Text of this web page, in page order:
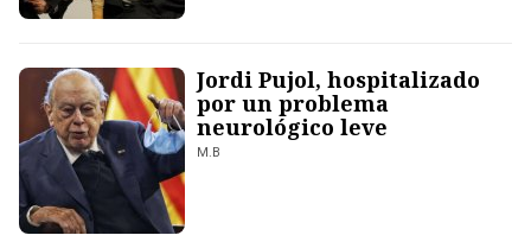
Jordi Pujol, hospitalizado
por un problema
neurológico leve
M.B